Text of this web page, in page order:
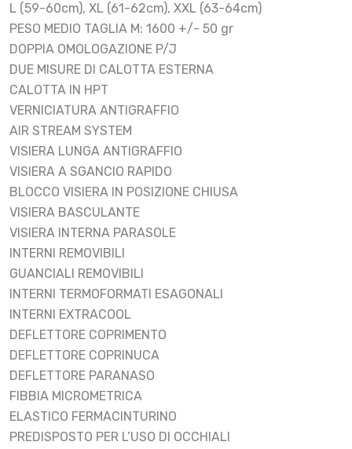
L (59-60cm), XL (61-62cm), XXL (63-64cm)
PESO MEDIO TAGLIA M: 1600 +/- 50 gr
DOPPIA OMOLOGAZIONE P/J
DUE MISURE DI CALOTTA ESTERNA
CALOTTA IN HPT
VERNICIATURA ANTIGRAFFIO
AIR STREAM SYSTEM
VISIERA LUNGA ANTIGRAFFIO
VISIERA A SGANCIO RAPIDO
BLOCCO VISIERA IN POSIZIONE CHIUSA
VISIERA BASCULANTE
VISIERA INTERNA PARASOLE
INTERNI REMOVIBILI
GUANCIALI REMOVIBILI
INTERNI TERMOFORMATI ESAGONALI
INTERNI EXTRACOOL
DEFLETTORE COPRIMENTO
DEFLETTORE COPRINUCA
DEFLETTORE PARANASO
FIBBIA MICROMETRICA
ELASTICO FERMACINTURINO
PREDISPOSTO PER L’USO DI OCCHIALI